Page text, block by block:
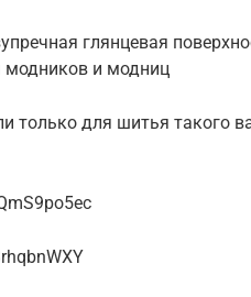
глянцевая
модников и модниц
только для шитья такого